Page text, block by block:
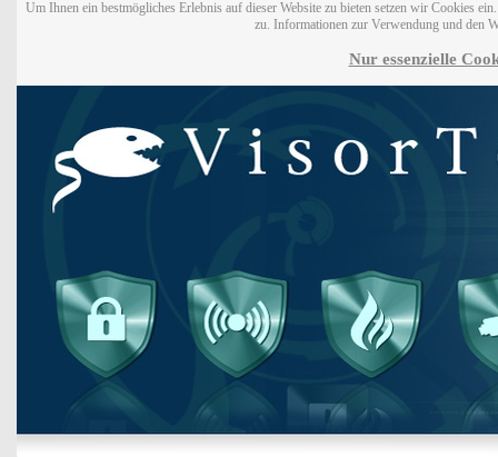
Um Ihnen ein bestmögliches Erlebnis auf dieser Website zu bieten setzen wir Cookies
zu. Informationen zur Verwendung und den
Nur essenzielle